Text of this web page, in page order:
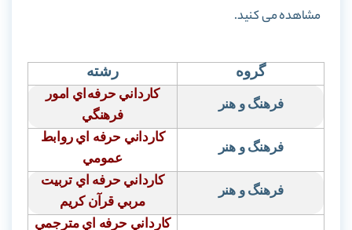
مشاهده می کنید.
گروه رشته
فرهنگ و هنر
كارداني حرفه اي امور
فرهنگي
فرهنگ و هنر
كارداني حرفه اي روابط
عمومي
فرهنگ و هنر
كارداني حرفه اي تربيت
مربي قرآن كريم
كارداني حرفه اي مترجمي